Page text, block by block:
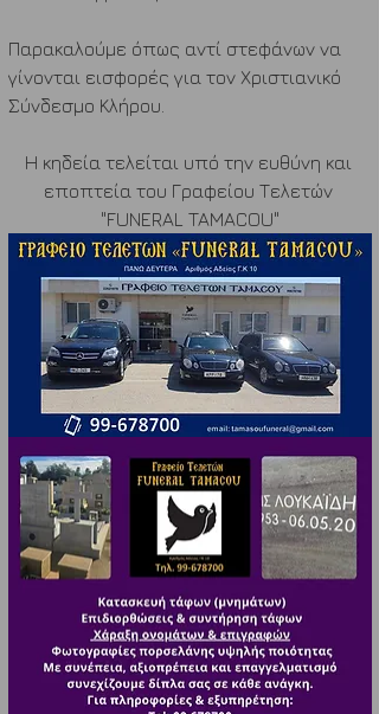
Παρακαλούμε όπως αντί στεφάνων να
γίνονται εισφορές για τον Χριστιανικό
Σύνδεσμο Κλήρου.
Η κηδεία τελείται υπό την ευθύνη και
εποπτεία του Γραφείου Τελετών
"FUNERAL TAMACOU"